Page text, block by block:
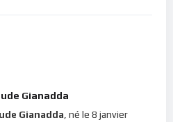
Gianadda
Gianadda , né le 8 janvier